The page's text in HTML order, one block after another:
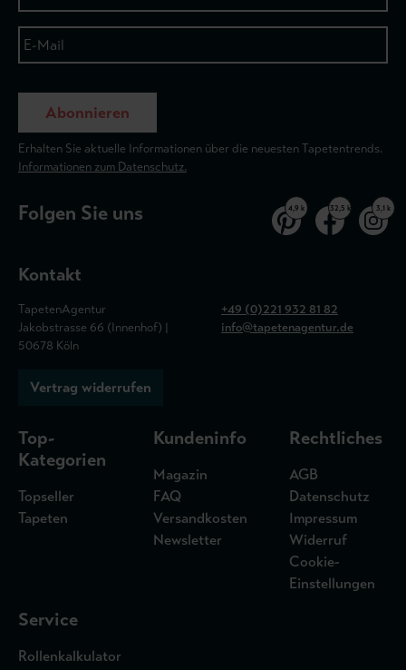
Abonnieren
Erhalten Sie aktuelle Informationen über die neuesten Tapetentrends.
Informationen zum Datenschutz.
Folgen Sie uns 4,9 k 32,5 k 3,1 k
Kontakt
TapetenAgentur
Jakobstrasse 66 (Innenhof) |
50678 Köln
+49 (0)221 932 81 82
info@tapetenagentur.de
Vertrag widerrufen
Top-
Kategorien
Topseller
Tapeten
Kundeninfo
Magazin
FAQ
Versandkosten
Newsletter
Rechtliches
AGB
Datenschutz
Impressum
Widerruf
Cookie-
Einstellungen
Service
Rollenkalkulator